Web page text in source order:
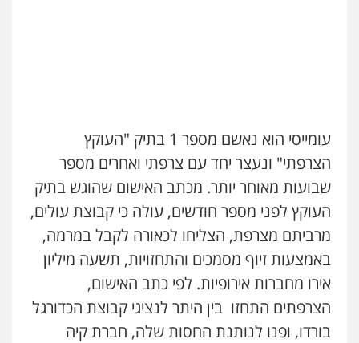
עומייסי הוא נאשם מספר 1 בתיק "העוקץ
הצרפתי" ונעצר יחד עם צרפתי ואחרים מספר
שבועות מאוחר יותר. מכתב האישום שהוגש בתיק
העוקץ לפני מספר חודשים, עולה כי קבוצת עולים,
מרביתם מצרפת, הצליחו לכאורה לקבל במרמה,
באמצעות זיוף מסמכים והתחזויות, תשעה מיליון
אירו מחברות אירופיות. לפי כתב האישום,
הצרפתים התחזו בין היתר לנציגי קבוצת הכדורגל
בורדו, ופנו לנותנת החסות שלה, חברת קיה